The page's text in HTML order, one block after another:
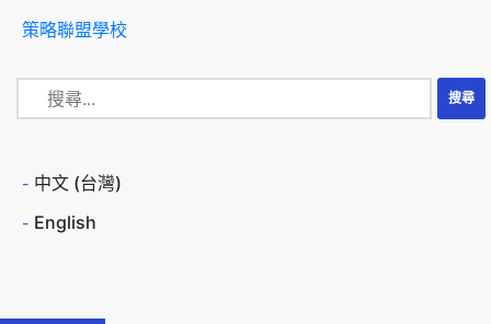
策略聯盟學校
中文 (台灣)
English